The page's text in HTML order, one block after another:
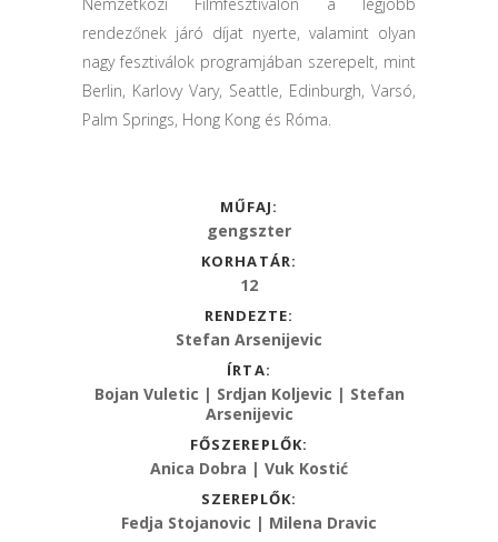
Nemzetközi Filmfesztiválon a legjobb
rendezőnek járó díjat nyerte, valamint olyan
nagy fesztiválok programjában szerepelt, mint
Berlin, Karlovy Vary, Seattle, Edinburgh, Varsó,
Palm Springs, Hong Kong és Róma.
MŰFAJ:
gengszter
KORHATÁR:
12
RENDEZTE:
Stefan Arsenijevic
ÍRTA:
Bojan Vuletic | Srdjan Koljevic | Stefan
Arsenijevic
FŐSZEREPLŐK:
Anica Dobra | Vuk Kostić
SZEREPLŐK:
Fedja Stojanovic | Milena Dravic